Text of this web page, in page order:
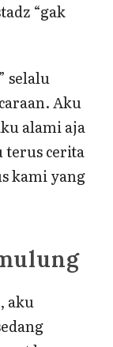
“gak
selalu
Aku
alami aja
terus cerita
kami yang
aku